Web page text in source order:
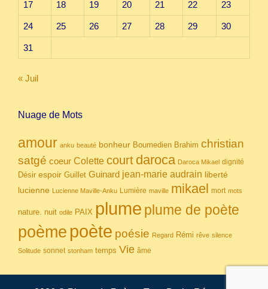
17 18 19 20 21 22 23
24 25 26 27 28 29 30
31
« Juil
Nuage de Mots
amour anku beauté bonheur Boumedien Brahim christian
satgé coeur Colette court daroca Daroca Mikael dignité
Désir espoir Guillet Guinard jean-marie audrain liberté
lucienne Lucienne Maville-Anku Lumière maville mikael mort mots
nature. nuit odile PAIX plume plume de poète
poème poète poésie Regard Rémi rêve silence
Solitude sonnet stonham temps Vie âme